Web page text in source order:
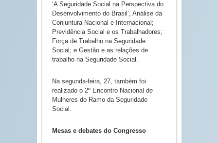
‘A Seguridade Social na Perspectiva do
Desenvolvimento do Brasil’, Análise da
Conjuntura Nacional e Internacional;
Previdência Social e os Trabalhadores;
Força de Trabalho na Seguridade
Social; e Gestão e as relações de
trabalho na Seguridade Social.
Na segunda-feira, 27, também foi
realizado o 2º Encontro Nacional de
Mulheres do Ramo da Seguridade
Social.
Mesas e debates do Congresso